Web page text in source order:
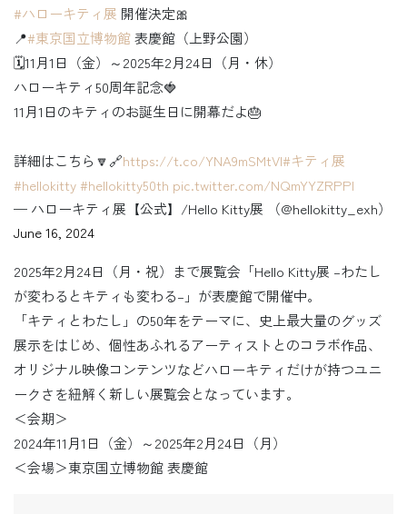
#ハローキティ展 開催決定🎀
📍#東京国立博物館表慶館（上野公園）
🗓11月1日（金）～2025年2月24日（月・休）
ハローキティ50周年記念🍓
11月1日のキティのお誕生日に開幕だよ🎂
詳細はこちら🔽🔗https://t.co/YNA9mSMtVl#キティ展
#hellokitty#hellokitty50th pic.twitter.com/NQmYYZRPPl
— ハローキティ展【公式】/Hello Kitty展 （@hellokitty_exh）
June 16, 2024
2025年2月24日（月・祝）まで展覧会「Hello Kitty展 –わたし
が変わるとキティも変わる–」が表慶館で開催中。
「キティとわたし」の50年をテーマに、史上最大量のグッズ
展示をはじめ、個性あふれるアーティストとのコラボ作品、
オリジナル映像コンテンツなどハローキティだけが持つユニ
ークさを紐解く新しい展覧会となっています。
＜会期＞
2024年11月1日（金）～2025年2月24日（月）
＜会場＞東京国立博物館 表慶館